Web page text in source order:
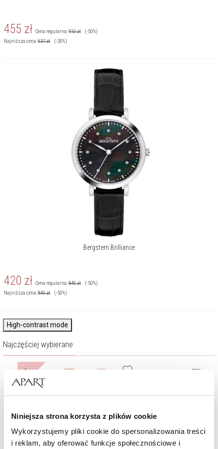
Niniejsza strona korzysta z plików cookie
Wykorzystujemy pliki cookie do spersonalizowania treści
i reklam, aby oferować funkcje społecznościowe i
455 zł Cena regularna:910zł
(-50%)
Najniższa cena:637zł (-30%)
Bergstern Brilliance
420 zł Cena regularna:840zł
(-50%)
Najniższa cena:840zł (-50%)
High-contrast mode
Najczęściej wybierane
%